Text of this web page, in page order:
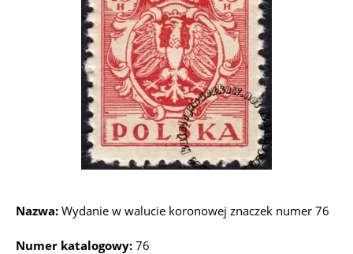
Nazwa: Wydanie w walucie koronowej znaczek numer 76
Numer katalogowy: 76